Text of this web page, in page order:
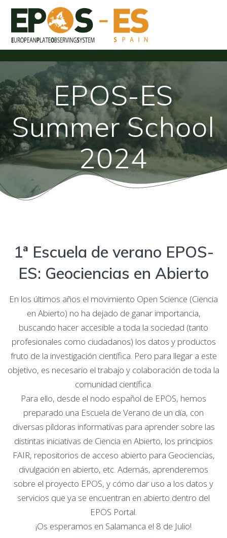
to
content
EPOS-ES
Summer School
2024
1ª Escuela de verano EPOS-
ES: Geociencias en Abierto
En los últimos años el movimiento Open Science (Ciencia
en Abierto) no ha dejado de ganar importancia,
buscando hacer accesible a toda la sociedad (tanto
profesionales como ciudadanos) los datos y productos
fruto de la investigación científica. Pero para llegar a este
objetivo, es necesario el trabajo y colaboración de toda la
comunidad científica.
Para ello, desde el nodo español de EPOS, hemos
preparado una Escuela de Verano de un día, con
diversas píldoras informativas para aprender sobre las
distintas iniciativas de Ciencia en Abierto, los principios
FAIR, repositorios de acceso abierto para Geociencias,
divulgación en abierto, etc. Además, aprenderemos
sobre el proyecto EPOS, y cómo dar uso a los datos y
servicios que ya se encuentran en abierto dentro del
EPOS Portal.
¡Os esperamos en Salamanca el 8 de Julio!